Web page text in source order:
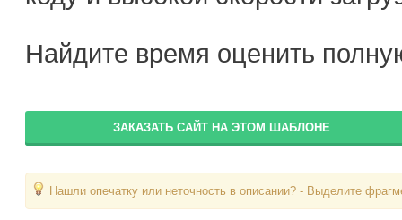
Найдите время оценить
ЗАКАЗАТЬ САЙТ НА ЭТОМ ШАБЛОНЕ
Нашли опечатку или неточность в описании? - Выделите